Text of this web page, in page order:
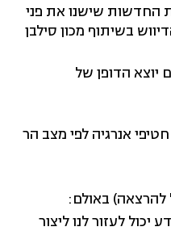
החדשות שישנו את פני
בשיתוף מכון סילבן
יוצא הדופן של
אנרגיה לפי מצב הר
לעזור לנו ליצור